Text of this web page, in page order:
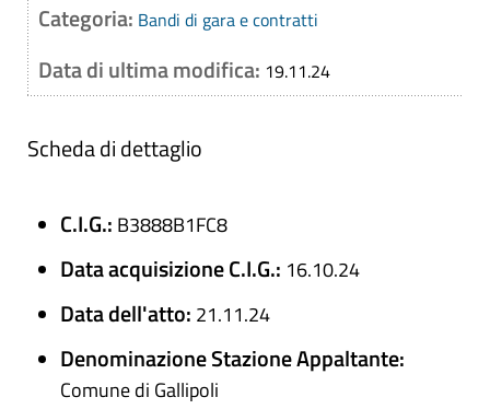
Categoria: Bandi di gara e contratti
Data di ultima modifica: 19.11.24
Scheda di dettaglio
C.I.G.: B3888B1FC8
Data acquisizione C.I.G.: 16.10.24
Data dell'atto: 21.11.24
Denominazione Stazione Appaltante:
Comune di Gallipoli